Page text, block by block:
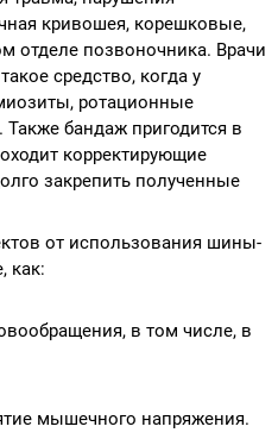
кривошея, корешковые,
позвоночника. Врачи
средство, когда у
ротационные
бандаж пригодится в
корректирующие
закрепить полученные
от использования шины-
как:
в том числе, в
мышечного напряжения.